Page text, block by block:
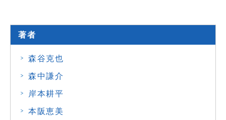
著者
森谷克也
森中謙介
岸本耕平
本阪恵美